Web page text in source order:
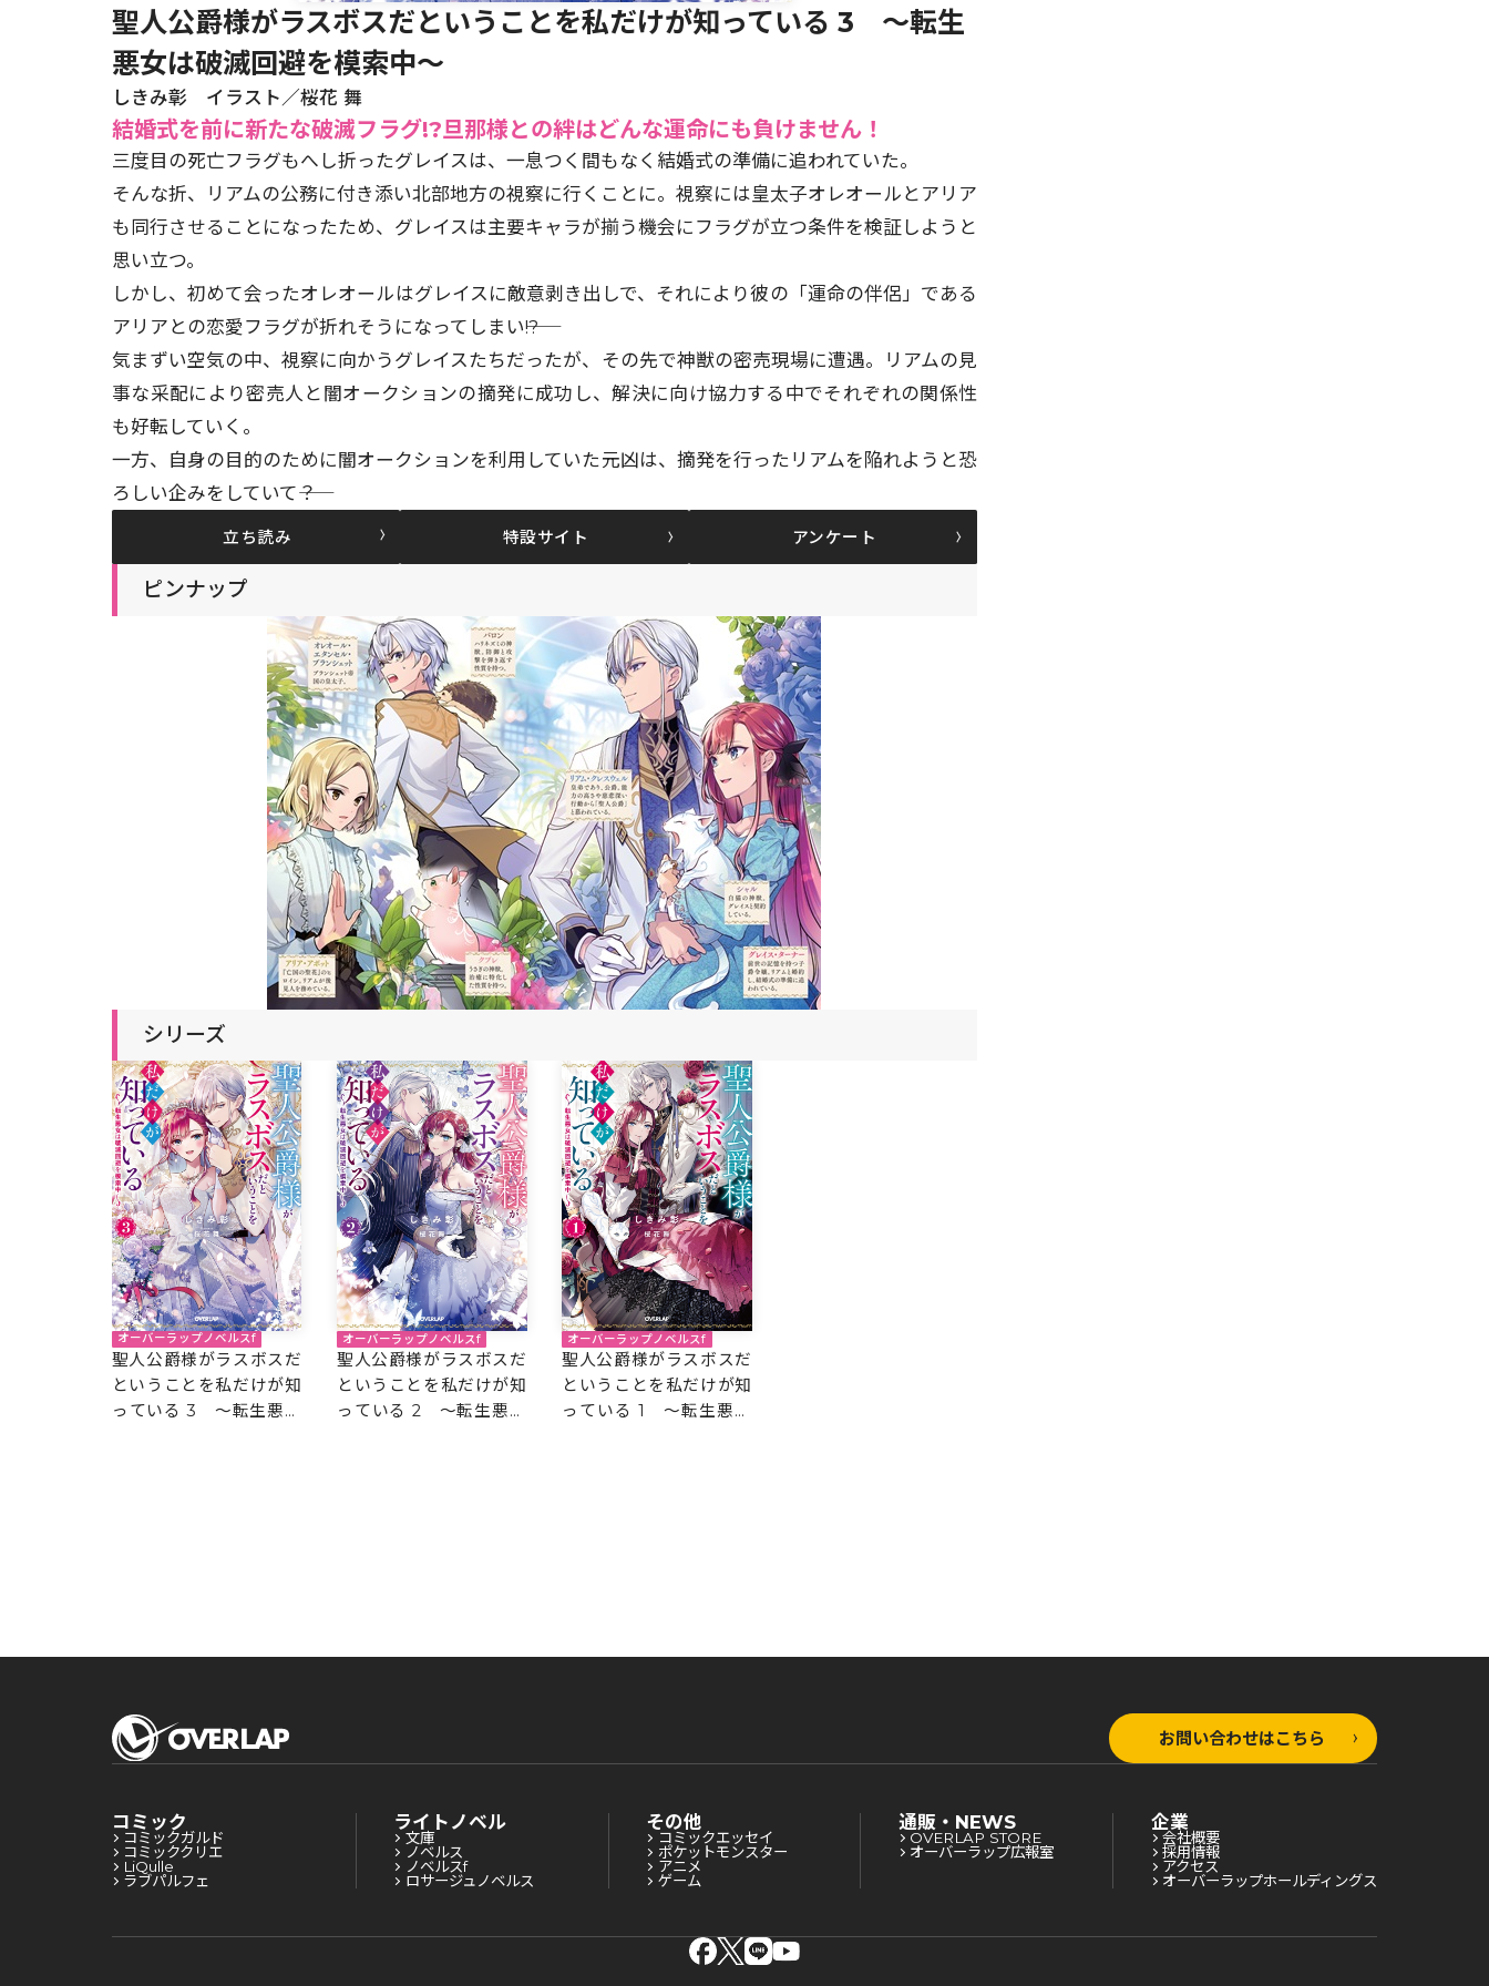
聖人公爵様がラスボスだということを私だけが知っている 3 ～転生
悪女は破滅回避を模索中～
しきみ彰 イラスト／桜花 舞
結婚式を前に新たな破滅フラグ!?旦那様との絆はどんな運命にも負けません！
三度目の死亡フラグもへし折ったグレイスは、一息つく間もなく結婚式の準備に追われていた。
そんな折、リアムの公務に付き添い北部地方の視察に行くことに。視察には皇太子オレオールとアリア
も同行させることになったため、グレイスは主要キャラが揃う機会にフラグが立つ条件を検証しようと
思い立つ。
しかし、初めて会ったオレオールはグレイスに敵意剥き出しで、それにより彼の「運命の伴侶」である
アリアとの恋愛フラグが折れそうになってしまい――!?
気まずい空気の中、視察に向かうグレイスたちだったが、その先で神獣の密売現場に遭遇。リアムの見
事な采配により密売人と闇オークションの摘発に成功し、解決に向け協力する中でそれぞれの関係性
も好転していく。
一方、自身の目的のために闇オークションを利用していた元凶は、摘発を行ったリアムを陥れようと恐
ろしい企みをしていて――？
立ち読み 特設サイト アンケート
ピンナップ
シリーズ
オーバーラップノベルスf
聖人公爵様がラスボスだ
ということを私だけが知
っている 3 ～転生悪女
オーバーラップノベルスf
聖人公爵様がラスボスだ
ということを私だけが知
っている 2 ～転生悪女
オーバーラップノベルスf
聖人公爵様がラスボスだ
ということを私だけが知
っている 1 ～転生悪女
お問い合わせはこちら
コミック
コミックガルド
コミッククリエ
LiQulle
ラブパルフェ
ライトノベル
文庫
ノベルス
ノベルスf
ロサージュノベルス
その他
コミックエッセイ
ポケットモンスター
アニメ
ゲーム
通販・NEWS
OVERLAP STORE
オーバーラップ広報室
企業
会社概要
採用情報
アクセス
オーバーラップホールディングス